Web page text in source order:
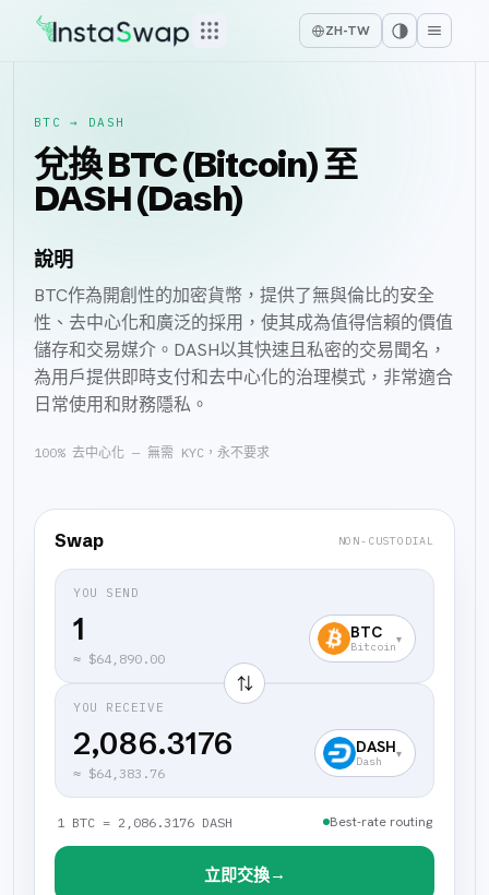
ZH-TW
BTC → DASH
兌換 BTC (Bitcoin) 至
DASH (Dash)
說明
BTC作為開創性的加密貨幣，提供了無與倫比的安全
性、去中心化和廣泛的採用，使其成為值得信賴的價值
儲存和交易媒介。DASH以其快速且私密的交易聞名，
為用戶提供即時支付和去中心化的治理模式，非常適合
日常使用和財務隱私。
100% 去中心化 — 無需 KYC，永不要求
Swap NON-CUSTODIAL
YOU SEND
≈ $64,890.00
BTC
Bitcoin
▾
⇅
YOU RECEIVE
2,086.3176
≈ $64,383.76
DASH
Dash
▾
1 BTC = 2,086.3176 DASH Best-rate routing
立即交換→